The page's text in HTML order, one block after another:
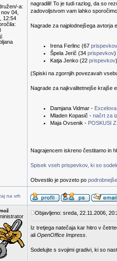
a:
nov 04,
12:54
nagradili! To je tudi razlog, da so
zadovoljstvom vam lahko
Nagrade za najplodnejšega avtorja
Irena Ferlinc (67 prispevkov
Špela Jerič (34 prispevkov)
Katja Jenko (22 prispevkov
(Spiski na zgornjih povezavah
Nagrade za najkvalitetnejše krajše
Damjana Vidmar -
Mladen Kopasič - načrt za
Maja Ovsenik - POSKUSI
Nagrajencem iskreno čestitamo in
Spisek vseh prispevkov, ki so
Obvestilo je povzeto po
na vrh
Objavljeno: sreda, 22.11.2006,
Iz tretjega natečaja kar hitro v
ali OpenOffice Impress
Sodelujte s svojimi gradivi, ki so